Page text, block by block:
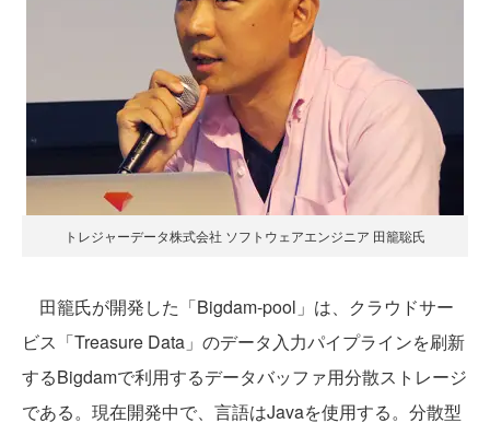
トレジャーデータ株式会社 ソフトウェアエンジニア 田籠聡氏
田籠氏が開発した「Bigdam-pool」は、クラウドサー
ビス「Treasure Data」のデータ入力パイプラインを刷新
するBigdamで利用するデータバッファ用分散ストレージ
である。現在開発中で、言語はJavaを使用する。分散型